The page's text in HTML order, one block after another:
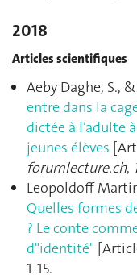
2018
Articles scientifiques
Aeby Daghe, S.,
entre dans la
dictée à l’adulte
jeunes élèves
forumlecture.ch,
Leopoldoff
Quelles formes
? Le conte
d"identité"
1‑15.